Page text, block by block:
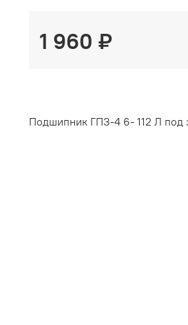
1 960 ₽
Подшипник ГПЗ-4 6- 112 Л под